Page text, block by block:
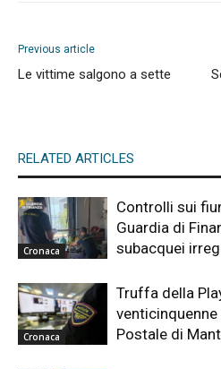
Previous article
Le vittime salgono a sette
RELATED ARTICLES
Cronaca
Controlli sui
Guardia di
subacquei
Cronaca
Truffa della
Postale di